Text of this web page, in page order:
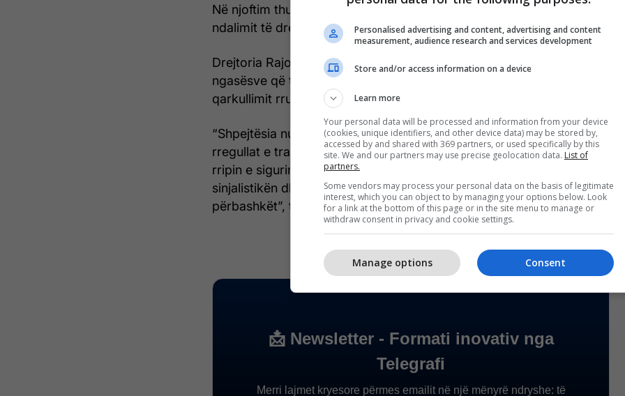
Në njoftim thuhet se ndaj 42 ngasësve janë shqiptuar masa e
ndalimit të drejtimit të mjeteve motorike.
Drejtoria Rajonale e Policisë në Gjilan u ka bërë thirrje të gjithë
ngasësve që të ulin shpejtësinë dhe të respektojnë rregullat e
qarkullimit rrugor.
“Shpejtësia nuk është krenari, por shkak i tragjedisë. Respektoni
rregullat e trafikut, mos përdorni telefonin gjatë vozitjes, vendosni
rripin e sigurimit dhe tregoni kujdes ndaj këmbësorëve, respektoni
sinjalistikën dhe semaforët. Siguria në rrugë është përgjegjësi e
përbashkët”, thuhet në apelin e Policisë. /Telegrafi/
Personalised advertising and content, advertising and content
measurement, audience research and services development
Store and/or access information on a device
Learn more
Your personal data will be processed and information from your device
(cookies, unique identifiers, and other device data) may be stored by,
accessed by and shared with 369 partners, or used specifically by this
site. We and our partners may use precise geolocation data. List of
partners.
Some vendors may process your personal data on the basis of legitimate
interest, which you can object to by managing your options below. Look
for a link at the bottom of this page or in the site menu to manage or
withdraw consent in privacy and cookie settings.
Consent
Manage options